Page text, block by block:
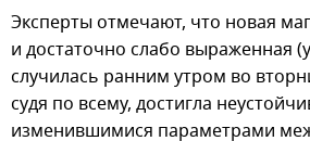
Эксперты отмечают, что новая
и достаточно слабо выраженная
случилась ранним утром во
судя по всему, достигла
изменившимися параметрами